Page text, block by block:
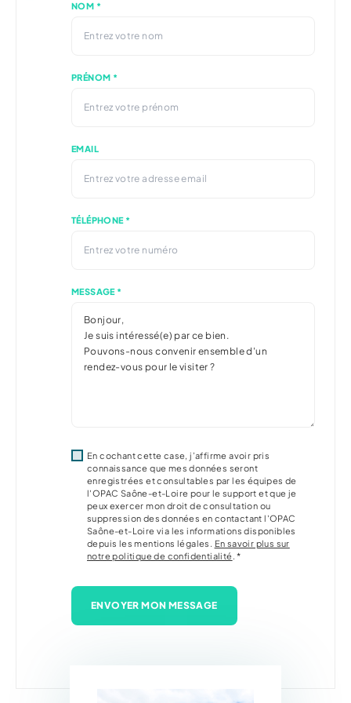
NOM *
PRÉNOM *
EMAIL
TÉLÉPHONE *
MESSAGE *
En cochant cette case, j’affirme avoir pris
connaissance que mes données seront
enregistrées et consultables par les équipes de
l'OPAC Saône-et-Loire pour le support et que je
peux exercer mon droit de consultation ou
suppression des données en contactant l'OPAC
Saône-et-Loire via les informations disponibles
depuis les mentions légales. En savoir plus sur
notre politique de confidentialité . *
ENVOYER MON MESSAGE